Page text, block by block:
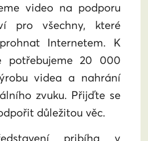
video na podporu
pro všechny, které
Internetem. K
potřebujeme 20 000
videa a nahrání
zvuku. Přijďte se
důležitou věc.
pribíha v